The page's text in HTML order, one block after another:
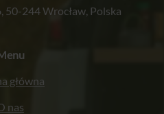
50-244 Wrocław, Polska
główna
nas